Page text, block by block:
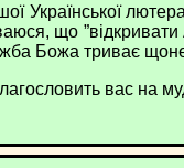
Української
що
Божа триває
вас на